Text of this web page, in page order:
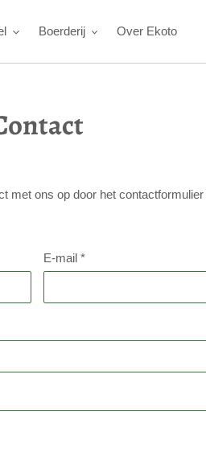
Boerderij Over Ekoto
met ons op door het
E-mail*